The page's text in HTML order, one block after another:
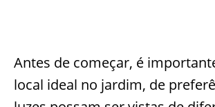
Antes de começar, é
local ideal no jardim, de